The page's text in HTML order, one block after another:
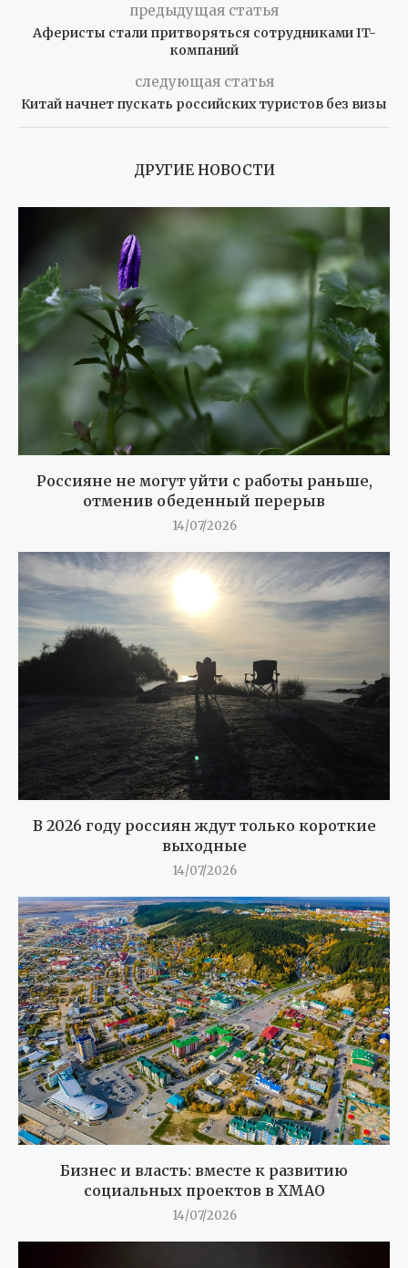
предыдущая статья
Аферисты стали притворяться сотрудниками IT-
компаний
следующая статья
Китай начнет пускать российских туристов без визы
ДРУГИЕ НОВОСТИ
Россияне не могут уйти с работы раньше,
отменив обеденный перерыв
14/07/2026
В 2026 году россиян ждут только короткие
выходные
14/07/2026
Бизнес и власть: вместе к развитию
социальных проектов в ХМАО
14/07/2026